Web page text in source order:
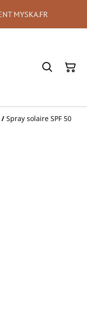
MYSKA.FR
/ Spray solaire SPF 50